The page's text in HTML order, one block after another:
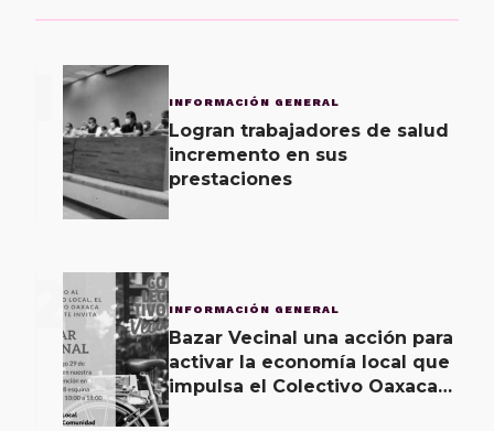
INFORMACIÓN GENERAL
Logran trabajadores de salud
incremento en sus
prestaciones
2 INFORMACIÓN GENERAL
Bazar Vecinal una acción para
activar la economía local que
impulsa el Colectivo Oaxaca